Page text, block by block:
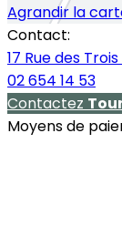
Agrandir la
Contact:
17 Rue des
02 654 14 53
Contactez
Moyens de